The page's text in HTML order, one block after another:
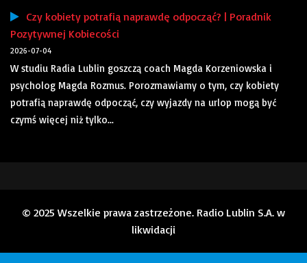
Czy kobiety potrafią naprawdę odpocząć? | Poradnik
Pozytywnej Kobiecości
2026-07-04
W studiu Radia Lublin goszczą coach Magda Korzeniowska i
psycholog Magda Rozmus. Porozmawiamy o tym, czy kobiety
potrafią naprawdę odpocząć, czy wyjazdy na urlop mogą być
czymś więcej niż tylko...
© 2025 Wszelkie prawa zastrzeżone. Radio Lublin S.A. w
likwidacji